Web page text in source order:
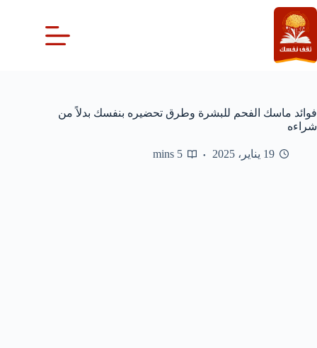
التجاوز
إلى
المحتوى
فوائد ماسك الفحم للبشرة وطرق تحضيره بنفسك بدلاً من
شراءه
19 يناير، 2025 5 mins